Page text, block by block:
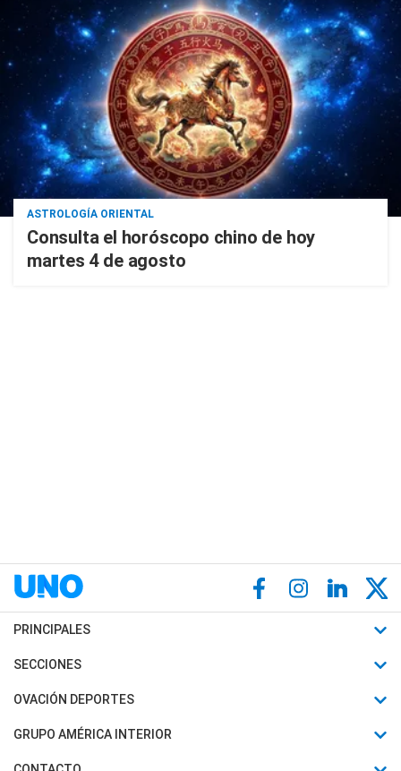
ASTROLOGÍA ORIENTAL
Consulta el horóscopo chino de hoy
martes 4 de agosto
PRINCIPALES
Últimas Noticias
Política
SECCIONES
Horóscopo
Motores
OVACIÓN DEPORTES
Fútbol
Mundial
GRUPO AMÉRICA INTERIOR